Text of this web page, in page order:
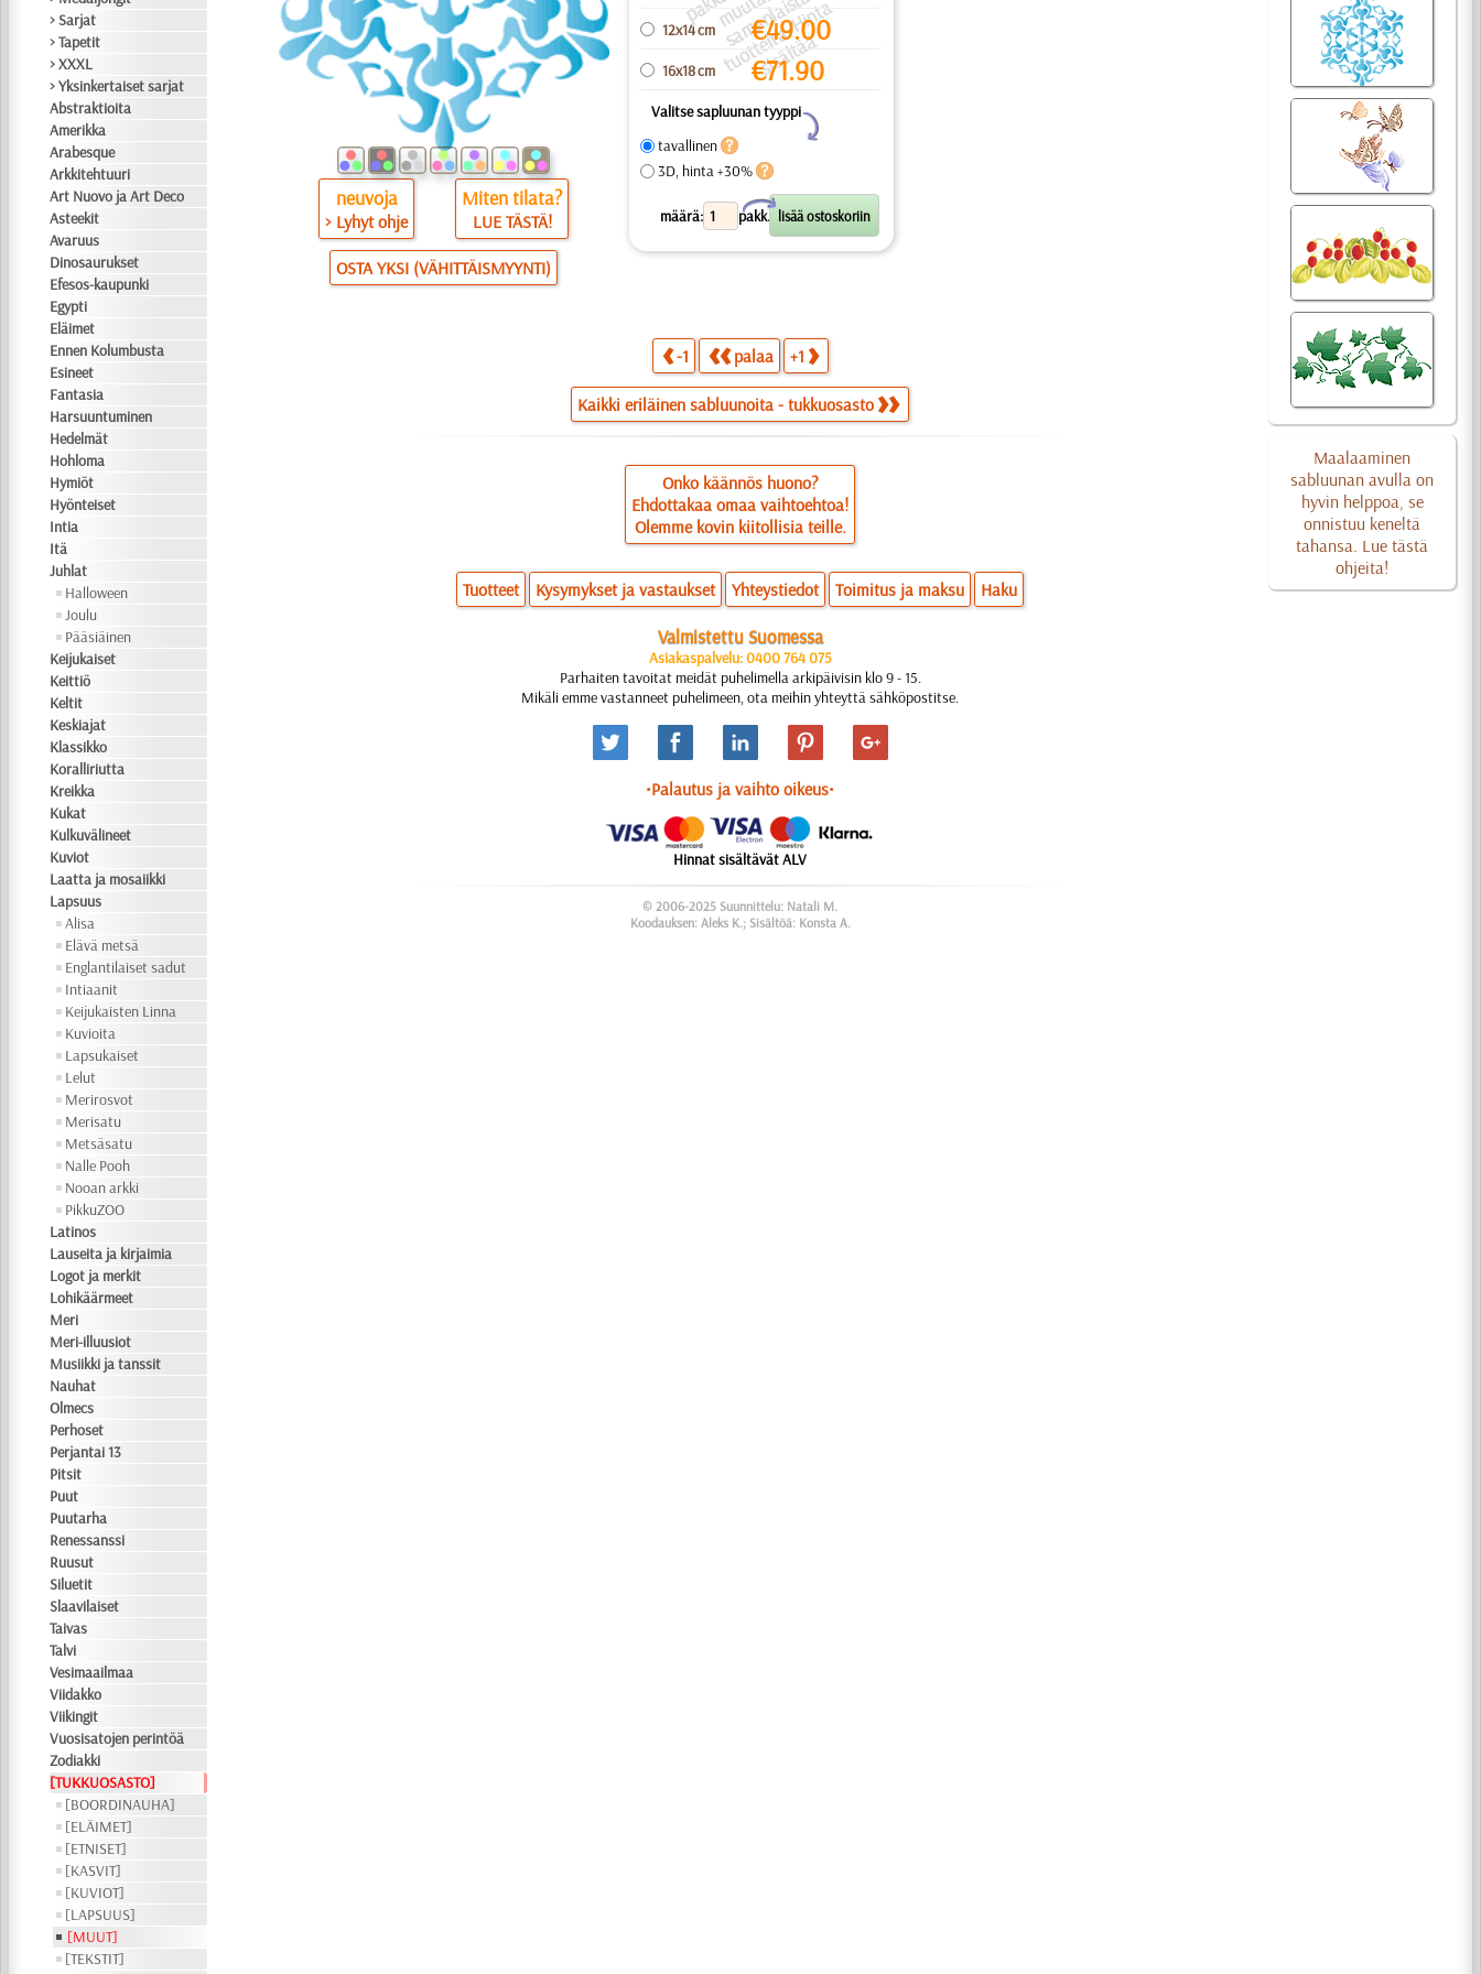
> Sarjat
> Tapetit
> XXXL
> Yksinkertaiset sarjat
Abstraktioita
Amerikka
Arabesque
Arkkitehtuuri
Art Nuovo ja Art Deco
Asteekit
Avaruus
Dinosaurukset
Efesos-kaupunki
Egypti
Eläimet
Ennen Kolumbusta
Esineet
Fantasia
Harsuuntuminen
Hedelmät
Hohloma
Hymiöt
Hyönteiset
Intia
Itä
Juhlat
Halloween
Joulu
Pääsiäinen
Keijukaiset
Keittiö
Keltit
Keskiajat
Klassikko
Koralliriutta
Kreikka
Kukat
Kulkuvälineet
Kuviot
Laatta ja mosaiikki
Lapsuus
Alisa
Elävä metsä
Englantilaiset sadut
Intiaanit
Keijukaisten Linna
Kuvioita
Lapsukaiset
Lelut
Merirosvot
Merisatu
Metsäsatu
Nalle Pooh
Nooan arkki
PikkuZOO
Latinos
Lauseita ja kirjaimia
Logot ja merkit
Lohikäärmeet
Meri
Meri-illuusiot
Musiikki ja tanssit
Nauhat
Olmecs
Perhoset
Perjantai 13
Pitsit
Puut
Puutarha
Renessanssi
Ruusut
Siluetit
Slaavilaiset
Taivas
Talvi
Vesimaailmaa
Viidakko
Viikingit
Vuosisatojen perintöä
Zodiakki
[TUKKUOSASTO]
[BOORDINAUHA]
[ELÄIMET]
[ETNISET]
[KASVIT]
[KUVIOT]
[LAPSUUS]
[MUUT]
[TEKSTIT]
Maalaaminen
sabluunan avulla on
hyvin helppoa, se
onnistuu keneltä
tahansa. Lue tästä
ohjeita!
neuvoja
> Lyhyt ohje
Miten tilata?
LUE TÄSTÄ!
OSTA YKSI (VÄHITTÄISMYYNTI)
a
a
u
a
s
ai
a
ei
a
ä
12x14 cm €49.00
16x18 cm €71.90
Valitse sapluunan tyyppi
Y
tavallinen
3D, hinta +30%
määrä: pakk.
X
-1 palaa +1
Kaikki eriläinen sabluunoita - tukkuosasto
Onko käännös huono?
Ehdottakaa omaa vaihtoehtoa!
Olemme kovin kiitollisia teille.
Tuotteet Kysymykset ja vastaukset Yhteystiedot Toimitus ja maksu Haku
Valmistettu Suomessa
Asiakaspalvelu: 0400 764 075
Parhaiten tavoitat meidät puhelimella arkipäivisin klo 9 - 15.
Mikäli emme vastanneet puhelimeen, ota meihin yhteyttä sähköpostitse.
•Palautus ja vaihto oikeus•
Hinnat sisältävät ALV
© 2006-2025 Suunnittelu: Natali M.
Koodauksen: Aleks K.; Sisältöä: Konsta A.